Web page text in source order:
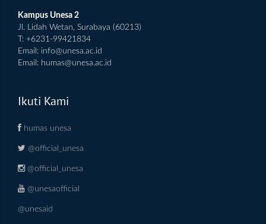
Kampus Unesa 2
Jl. Lidah Wetan, Surabaya (60213)
T: +6231-99421834
Email: info@unesa.ac.id
Email: humas@unesa.ac.id
Ikuti Kami
humas unesa
@official_unesa
@official_unesa
@unesaofficial
@unesaid